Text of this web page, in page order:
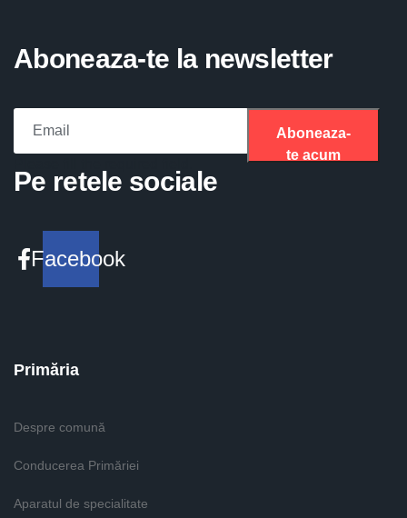
Aboneaza-te la newsletter
Aboneaza-
te acum
Pe retele sociale
Facebook
Primăria
Despre comună
Conducerea Primăriei
Aparatul de specialitate